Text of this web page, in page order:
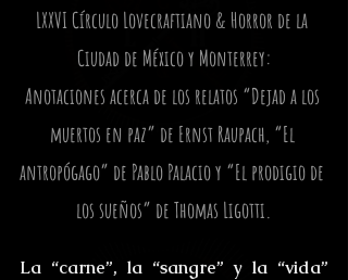
LXXVI Círculo Lovecraftiano & Horror de la
Ciudad de México y Monterrey:
Anotaciones acerca de los relatos “Dejad a los
muertos en paz” de Ernst Raupach, “El
antropógago” de Pablo Palacio y “El prodigio de
los sueños” de Thomas Ligotti.
La “carne”, la “sangre” y la “vida”